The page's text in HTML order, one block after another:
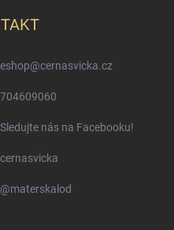
eshop@cernasvicka.cz
704609060
Sledujte nás na Facebooku!
cernasvicka
@materskalod